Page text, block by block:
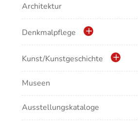
Architektur
Denkmalpflege
Kulturdenkmale in Baden-
Kunst/Kunstgeschichte
Antike/Mittelalter
Renaissance/Barock/19.
Museen
Ausstellungskataloge